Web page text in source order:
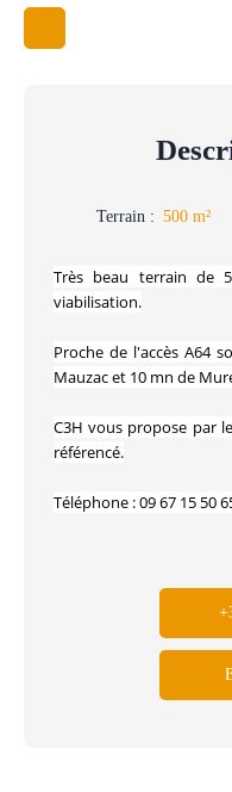
Terrain : 500 m²
Très beau terrain de
viabilisation.
Proche de l'accès A64
Mauzac et 10 mn de
C3H vous propose par
référencé.
Téléphone : 09 67 15 50